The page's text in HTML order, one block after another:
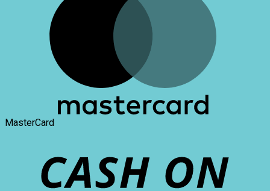
MasterCard